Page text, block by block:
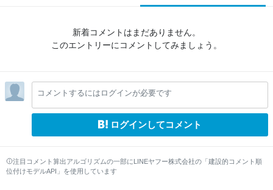
新着コメントはまだありません。
このエントリーにコメントしてみましょう。
コメントするにはログインが必要です
ログインしてコメント
注目コメント算出アルゴリズムの一部にLINEヤフー株式会社の「建設的コメント順
位付けモデルAPI」を使用しています